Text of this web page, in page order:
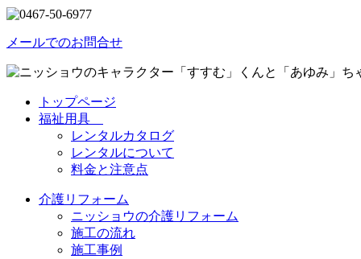
メールでのお問合せ
トップページ
福祉用具
レンタルカタログ
レンタルについて
料金と注意点
介護リフォーム
ニッショウの介護リフォーム
施工の流れ
施工事例